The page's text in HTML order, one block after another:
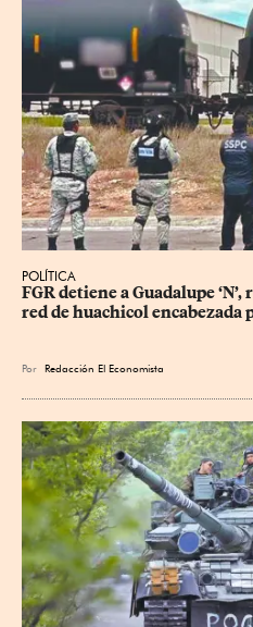
POLÍTICA
FGR detiene a Guadalupe
red de huachicol encabezada
Por Redacción El Economista